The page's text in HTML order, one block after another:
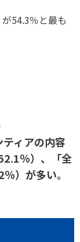
54.3％と最も
ィアの内容
％）、「全
）が多い。